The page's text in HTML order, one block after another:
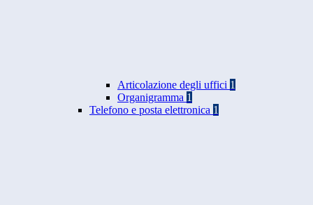
Articolazione degli uffici 1
Organigramma 1
Telefono e posta elettronica 1